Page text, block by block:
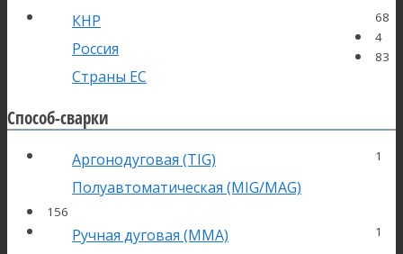
КНР 68
Россия
4
Страны ЕС
83
Способ-сварки
Аргонодуговая (TIG) 1
Полуавтоматическая (MIG/MAG)
156
Ручная дуговая (MMA) 1